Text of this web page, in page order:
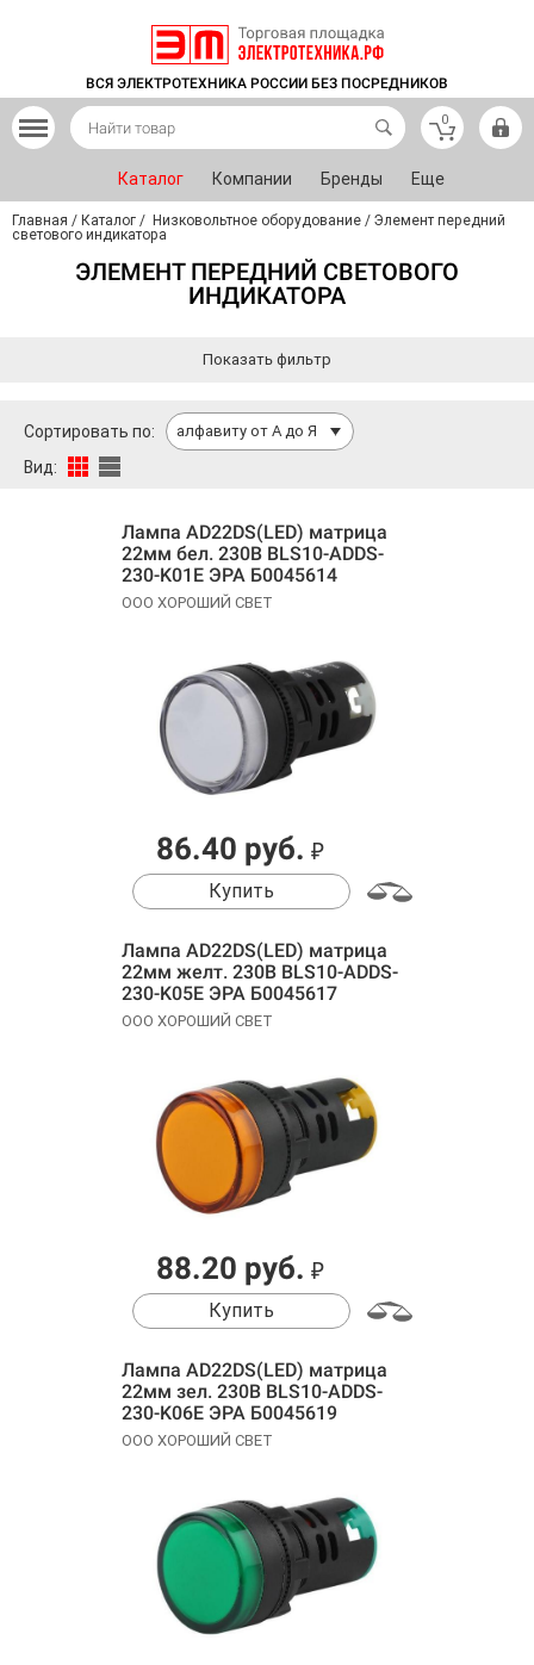
ВСЯ ЭЛЕКТРОТЕХНИКА РОССИИ БЕЗ ПОСРЕДНИКОВ
0
Каталог Компании Бренды Еще
Главная / Каталог / Низковольтное оборудование / Элемент передний
светового индикатора
ЭЛЕМЕНТ ПЕРЕДНИЙ СВЕТОВОГО
ИНДИКАТОРА
Показать фильтр
Сортировать по: алфавиту от А до Я
Вид:
Лампа AD22DS(LED) матрица
22мм бел. 230В BLS10-ADDS-
230-K01E ЭРА Б0045614
ООО ХОРОШИЙ СВЕТ
86.40 руб. ₽
Купить
Лампа AD22DS(LED) матрица
22мм желт. 230В BLS10-ADDS-
230-K05E ЭРА Б0045617
ООО ХОРОШИЙ СВЕТ
88.20 руб. ₽
Купить
Лампа AD22DS(LED) матрица
22мм зел. 230В BLS10-ADDS-
230-K06E ЭРА Б0045619
ООО ХОРОШИЙ СВЕТ